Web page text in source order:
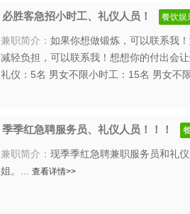
必胜客急招小时工、礼仪人员！ 餐饮娱
兼职简介： 如果你想做锻炼，可以联系我
减轻负担，可以联系我！想想你的付出会
礼仪：5名 男女不限小时工：15名 男女不
季季红急聘服务员、礼仪人员！！！
兼职简介： 现季季红急聘兼职服务员和礼
姐。... 查看详情>>